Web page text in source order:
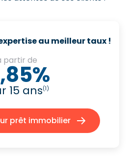
au meilleur taux !
partir de
15 ans(1)
prêt immobilier